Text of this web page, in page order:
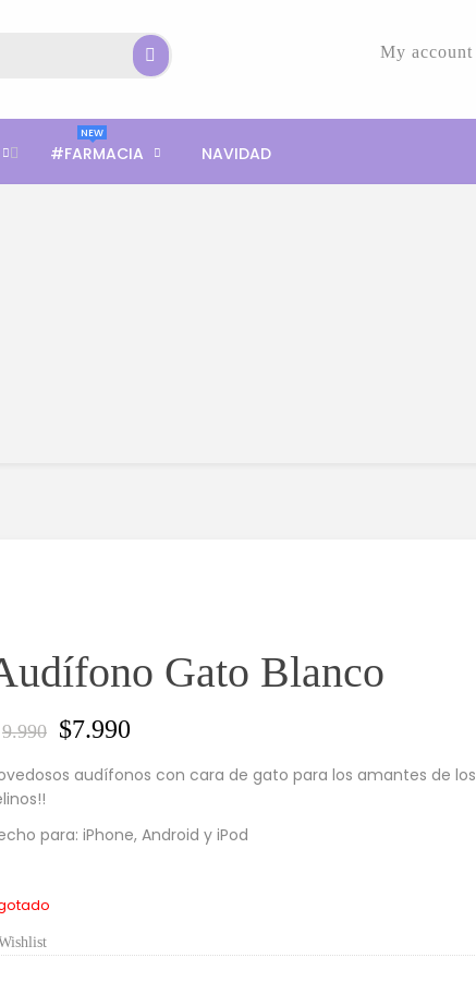
My account
#FARMACIA
NEW
NAVIDAD
Gato Blanco
9.990 $7.990
audífonos con cara de gato para los amantes de los
para: iPhone, Android y iPod